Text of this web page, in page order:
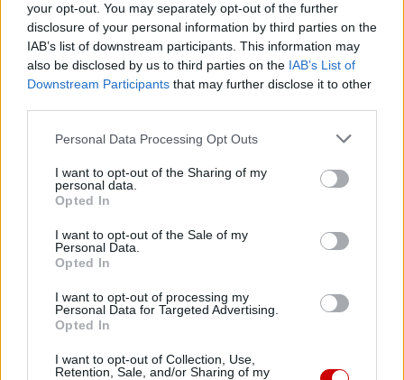
your opt-out. You may separately opt-out of the further
disclosure of your personal information by third parties on the
IAB’s list of downstream participants. This information may
also be disclosed by us to third parties on the IAB’s List of
Downstream Participants that may further disclose it to other
Personal Data Processing Opt Outs
I want to opt-out of the Sharing of my
personal data.
Opted In
I want to opt-out of the Sale of my
Personal Data.
Opted In
I want to opt-out of processing my
Personal Data for Targeted Advertising.
Opted In
I want to opt-out of Collection, Use,
Retention, Sale, and/or Sharing of my
Parafia pw. Matki Bożej Anielskiej w
Lipsku – zwycięzcą konkursu „Aktywna
Parafia” 2026
Serwisy Reklama Centrum Medialne
Darczyńcy KAI eKAI poleca